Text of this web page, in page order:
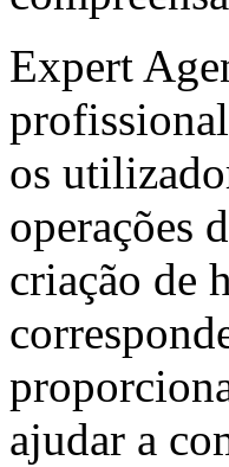
Expert
os
operações
criação de
ajudar a